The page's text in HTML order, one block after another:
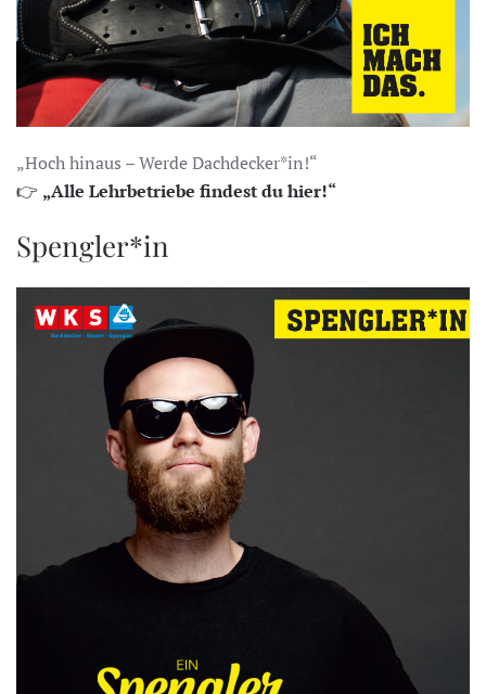
„Hoch hinaus – Werde Dachdecker*in!“
👉 „Alle Lehrbetriebe findest du hier!“
Spengler*in